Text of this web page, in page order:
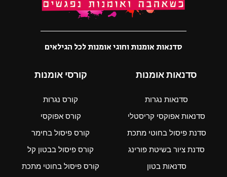
סדנאות אומנות וחוגי אומנות לכל הגילאים
סדנאות אומנות
סדנאות נגרות
סדנאות אפוקסי קריסטלי
סדנת פיסול בחוטי מתכת
סדנת ציור בשיטת פורינג
סדנאות בטון
קורסי אומנות
קורס נגרות
קורס אפוקסי
קורס פיסול בחימר
קורס פיסול בבטון קל
קורס פיסול בחוטי מתכת